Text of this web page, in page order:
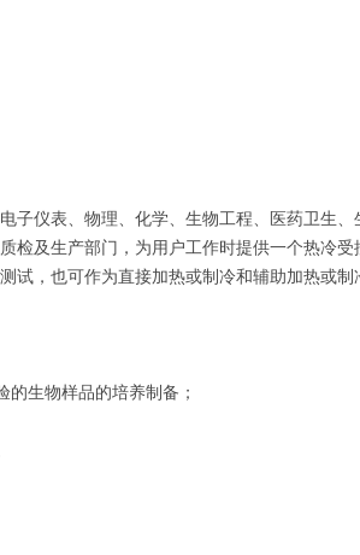
子仪表、物理、化学、生物工程、医药卫生
检及生产部门，为用户工作时提供一个热冷受
试，也可作为直接加热或制冷和辅助加热或制
生物样品的培养制备；